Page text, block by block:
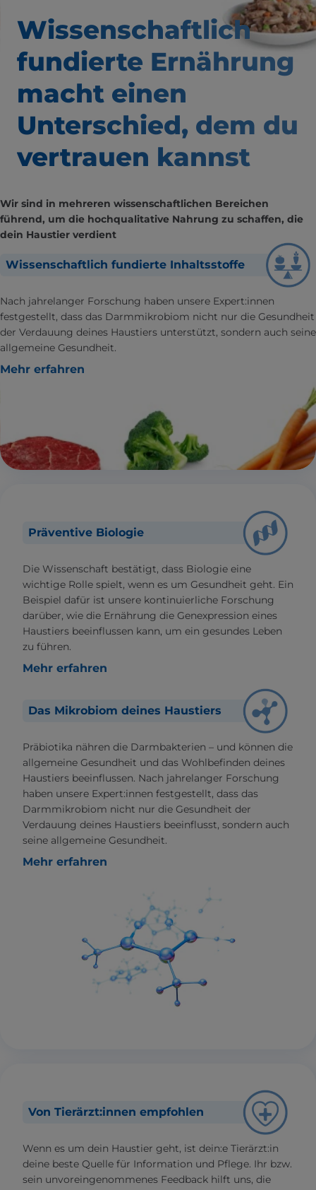
Wissenschaftlich
fundierte Ernährung
macht einen
Unterschied, dem du
vertrauen kannst
Wir sind in mehreren wissenschaftlichen Bereichen
führend, um die hochqualitative Nahrung zu schaffen, die
dein Haustier verdient
Wissenschaftlich fundierte Inhaltsstoffe
Nach jahrelanger Forschung haben unsere Expert:innen
festgestellt, dass das Darmmikrobiom nicht nur die Gesundheit
der Verdauung deines Haustiers unterstützt, sondern auch seine
allgemeine Gesundheit.
Mehr erfahren
Präventive Biologie
Die Wissenschaft bestätigt, dass Biologie eine
wichtige Rolle spielt, wenn es um Gesundheit geht. Ein
Beispiel dafür ist unsere kontinuierliche Forschung
darüber, wie die Ernährung die Genexpression eines
Haustiers beeinflussen kann, um ein gesundes Leben
zu führen.
Mehr erfahren
Das Mikrobiom deines Haustiers
Präbiotika nähren die Darmbakterien – und können die
allgemeine Gesundheit und das Wohlbefinden deines
Haustiers beeinflussen. Nach jahrelanger Forschung
haben unsere Expert:innen festgestellt, dass das
Darmmikrobiom nicht nur die Gesundheit der
Verdauung deines Haustiers beeinflusst, sondern auch
seine allgemeine Gesundheit.
Mehr erfahren
Von Tierärzt:innen empfohlen
Wenn es um dein Haustier geht, ist dein:e Tierärzt:in
deine beste Quelle für Information und Pflege. Ihr bzw.
sein unvoreingenommenes Feedback hilft uns, die